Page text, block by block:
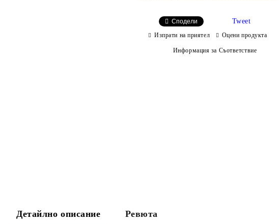
Сподели Tweet
Изпрати на приятел Оцени продукта
Информация за Съответствие
Детайлно описание Ревюта